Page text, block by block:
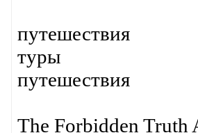
путешествия
туры
путешествия
The Forbidden Truth